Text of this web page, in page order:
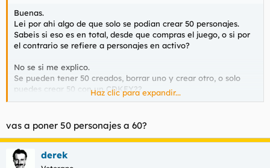
Buenas.
Lei por ahi algo de que solo se podian crear 50 personajes.
Sabeis si eso es en total, desde que compras el juego, o si por
el contrario se refiere a personajes en activo?
No se si me explico.
Se pueden tener 50 creados, borrar uno y crear otro, o solo
puedes crear 50 con un CDKEY??
Haz clic para expandir...
vas a poner 50 personajes a 60?
derek